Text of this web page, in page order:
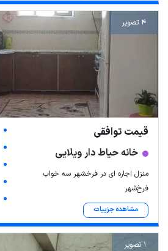
4 تصویر
قیمت توافقی
خانه حیاط دار ویلایی
منزل اجاره ای در فرخشهر سه خواب
فرخ‌شهر
مشاهده جزییات
1 تصویر